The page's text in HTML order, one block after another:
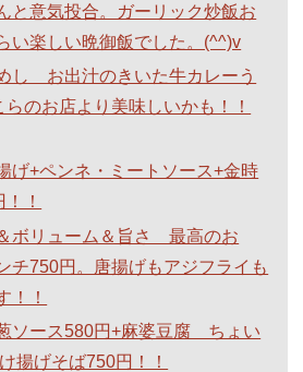
と意気投合。ガーリック炒飯お
い楽しい晩御飯でした。(^^)v
し お出汁のきいた牛カレーう
のお店より美味しいかも！！
げ+ペンネ・ミートソース+金時
！
ボリューム＆旨さ 最高のお
チ750円。唐揚げもアジフライも
！！
ソース580円+麻婆豆腐 ちょい
揚げそば750円！！